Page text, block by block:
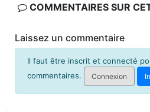
COMMENTAIRES SUR
Laissez un commentaire
Il faut être inscrit et connecté
commentaires.
Connexion